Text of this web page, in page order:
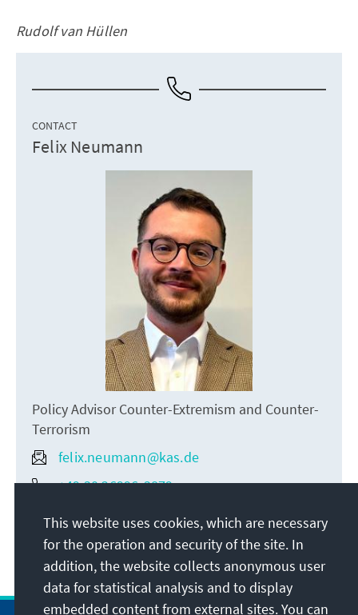
Rudolf van Hüllen
CONTACT
Felix Neumann
Policy Advisor Counter-Extremism and Counter-
Terrorism
felix.neumann@kas.de
+49 30 26996-3879
This website uses cookies, which are necessary
for the operation and security of the site. In
addition, the website collects anonymous user
data for statistical analysis and to display
embedded content from external sites. You can